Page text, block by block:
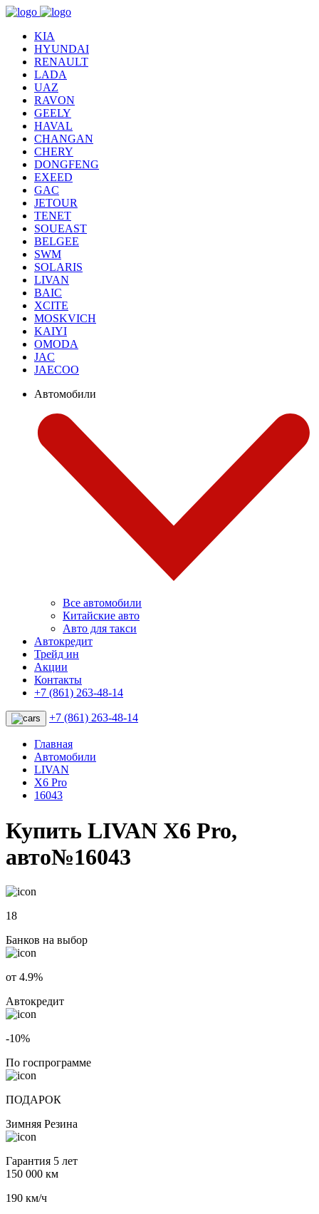
KIA
HYUNDAI
RENAULT
LADA
UAZ
RAVON
GEELY
HAVAL
CHANGAN
CHERY
DONGFENG
EXEED
GAC
JETOUR
TENET
SOUEAST
BELGEE
SWM
SOLARIS
LIVAN
BAIC
XCITE
MOSKVICH
KAIYI
OMODA
JAC
JAECOO
Автомобили
Все автомобили
Китайские авто
Авто для такси
Автокредит
Трейд ин
Акции
Контакты
+7 (861) 263-48-14
+7 (861) 263-48-14
Главная
Автомобили
LIVAN
X6 Pro
16043
Купить LIVAN X6 Pro,
авто№16043
18
Банков на выбор
от 4.9%
Автокредит
-10%
По госпрограмме
ПОДАРОК
Зимняя Резина
Гарантия 5 лет
150 000 км
190 км/ч